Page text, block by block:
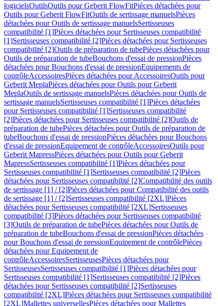
logicielsOutilsOutils pour Geberit FlowFitPièces détachées pour
Outils pour Geberit FlowFitOutils de sertissage manuelsPièces
détachées pour Outils de sertissage manuelsSertisseuses
compatibilité [1]Pièces détachées pour Sertisseuses compatibilité
[1]Sertisseuses compatibilité [2]Pièces détachées pour Sertisseuses
compatibilité [2]Outils de préparation de tubePièces détachées pour
Outils de préparation de tubeBouchons d'essai de pressionPièces
détachées pour Bouchons d'essai de pressionEquipements de
contrôleAccessoiresPièces détachées pour AccessoiresOutils pour
Geberit MeplaPièces détachées pour Outils pour Geberit
MeplaOutils de sertissage manuelsPièces détachées pour Outils de
sertissage manuelsSertisseuses compatibilité [1]Pièces détachées
pour Sertisseuses compatibilité [1]Sertisseuses compatibilité
[2]Pièces détachées pour Sertisseuses compatibilité [2]Outils de
préparation de tubePièces détachées pour Outils de préparation de
tubeBouchons d'essai de pressionPièces détachées pour Bouchons
d'essai de pressionEquipement de contrôleAccessoiresOutils pour
Geberit MapressPièces détachées pour Outils pour Geberit
MapressSertisseuses compatibilité [1]Pièces détachées pour
Sertisseuses compatibilité [1]Sertisseuses compatibilité [2]Pièces
détachées pour Sertisseuses compatibilité [2]Compatibilité des outils
de sertissage [1] / [2]Pièces détachées pour Compatibilité des outils
de sertissage [1] / [2]Sertisseuses compatibilité [2XL]Pièces
détachées pour Sertisseuses compatibilité [2XL]Sertisseuses
compatibilité [3]Pièces détachées pour Sertisseuses compatibilité
[3]Outils de préparation de tubePièces détachées pour Outils de
préparation de tubeBouchons d'essai de pressionPièces détachées
pour Bouchons d'essai de pressionEquipement de contrôlePièces
détachées pour Equipement de
contrôleAccessoiresSertisseusesPièces détachées pour
SertisseusesSertisseuses compatibilité [1]Pièces détachées pour
Sertisseuses compatibilité [1]Sertisseuses compatibilité [2]Pièces
détachées pour Sertisseuses compatibilité [2]Sertisseuses
compatibilité [2XL]Pièces détachées pour Sertisseuses compatibilité
[2XL]Mallettes universellesPièces détachées pour Mallettes